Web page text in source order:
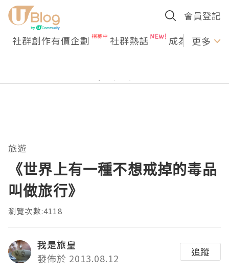
會員登記
社群創作有價企劃 社群熱話 成為U更多
旅遊
《世界上有一種不想戒掉的毒品
叫做旅行》
瀏覽次數:4118
我是旅皇
發佈於 2013.08.12
追蹤